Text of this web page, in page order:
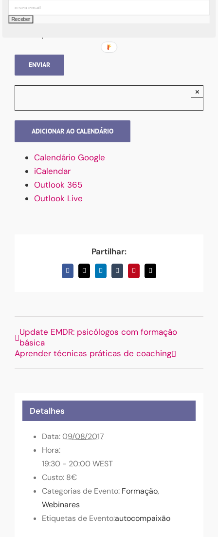
Ao usar este formulário, concorda com o
armazenamento e o gerenciamento dos seus
Please leave this field empty.
×
ADICIONAR AO CALENDÁRIO
Calendário Google
iCalendar
Outlook 365
Outlook Live
Partilhar:
Facebook
X LinkedInTumblrPinterestEmail
(necessário
Update EMDR: psicólogos com formação
básica
Aprender técnicas práticas de coaching
Detalhes
Data:09/08/2017
Hora:
19:30 - 20:00 WEST
Custo: 8€
Categorias de Evento: Formação,
Webinares
Etiquetas de Evento:autocompaixão